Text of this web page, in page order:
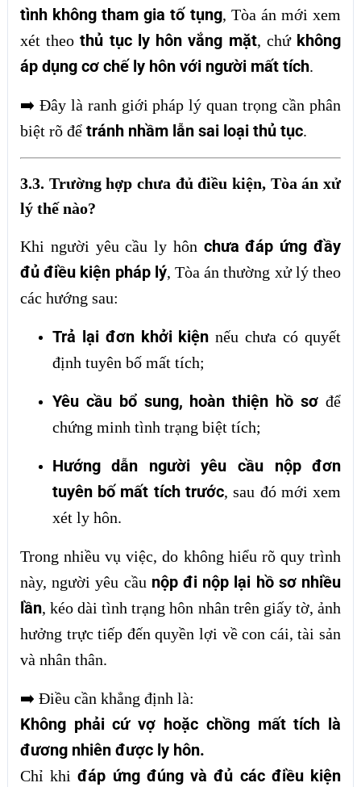
tình không tham gia tố tụng, Tòa án mới xem
xét theothủ tục ly hôn vắng mặt, chứ không
áp dụng cơ chế ly hôn với người mất tích.
➡️ Đây là ranh giới pháp lý quan trọng cần phân
biệt rõ để tránh nhầm lẫn sai loại thủ tục.
3.3. Trường hợp chưa đủ điều kiện, Tòa án xử
lý thế nào?
Khi người yêu cầu ly hôn chưa đáp ứng đầy
đủ điều kiện pháp lý, Tòa án thường xử lý theo
các hướng sau:
Trả lại đơn khởi kiện nếu chưa có quyết
định tuyên bố mất tích;
Yêu cầu bổ sung, hoàn thiện hồ sơ để
chứng minh tình trạng biệt tích;
Hướng dẫn người yêu cầu nộp đơn
tuyên bố mất tích trước, sau đó mới xem
xét ly hôn.
Trong nhiều vụ việc, do không hiểu rõ quy trình
này, người yêu cầu nộp đi nộp lại hồ sơ nhiều
lần, kéo dài tình trạng hôn nhân trên giấy tờ, ảnh
hưởng trực tiếp đến quyền lợi về con cái, tài sản
và nhân thân.
➡️ Điều cần khẳng định là:
Không phải cứ vợ hoặc chồng mất tích là
đương nhiên được ly hôn.
Chỉ khiđáp ứng đúng và đủ các điều kiện